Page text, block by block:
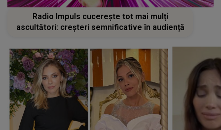
Radio Impuls cucerește tot mai mulți
ascultători: creșteri semnificative în audiență